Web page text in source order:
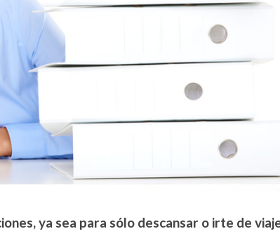
ya sea para sólo descansar o irte de